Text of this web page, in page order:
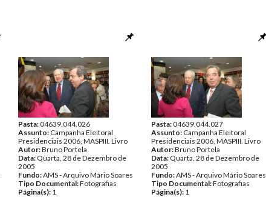
Pasta:04639.044.026
Assunto: Campanha Eleitoral
Presidenciais 2006, MASPIII. Livro
Autor:Bruno Portela
Data: Quarta, 28 de Dezembro de
2005
Fundo:AMS - Arquivo Mário Soares
Tipo Documental:Fotografias
Página(s): 1
Pasta:04639.044.027
Assunto: Campanha Eleitoral
Presidenciais 2006, MASPIII. Livro
Autor:Bruno Portela
Data: Quarta, 28 de Dezembro de
2005
Fundo:AMS - Arquivo Mário Soares
Tipo Documental:Fotografias
Página(s): 1